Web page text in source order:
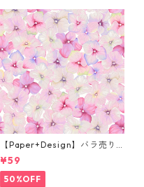
【Paper+Design】バラ売り2
枚 カクテルサイズ ペーパーナ
プキン Small blossoms ピン
ク
¥59
50%OFF